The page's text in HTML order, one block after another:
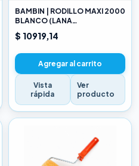
BAMBIN | RODILLO MAXI 2000
BLANCO (LANA
SELECCIONADA) 17CM
$ 10919,14
Agregar al carrito
Vista
rápida
Ver
producto